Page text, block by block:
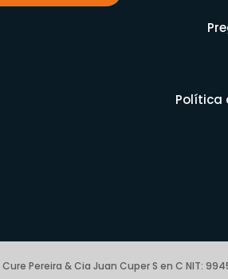
Política
Pereira & Cia Juan Cuper S en C NIT: